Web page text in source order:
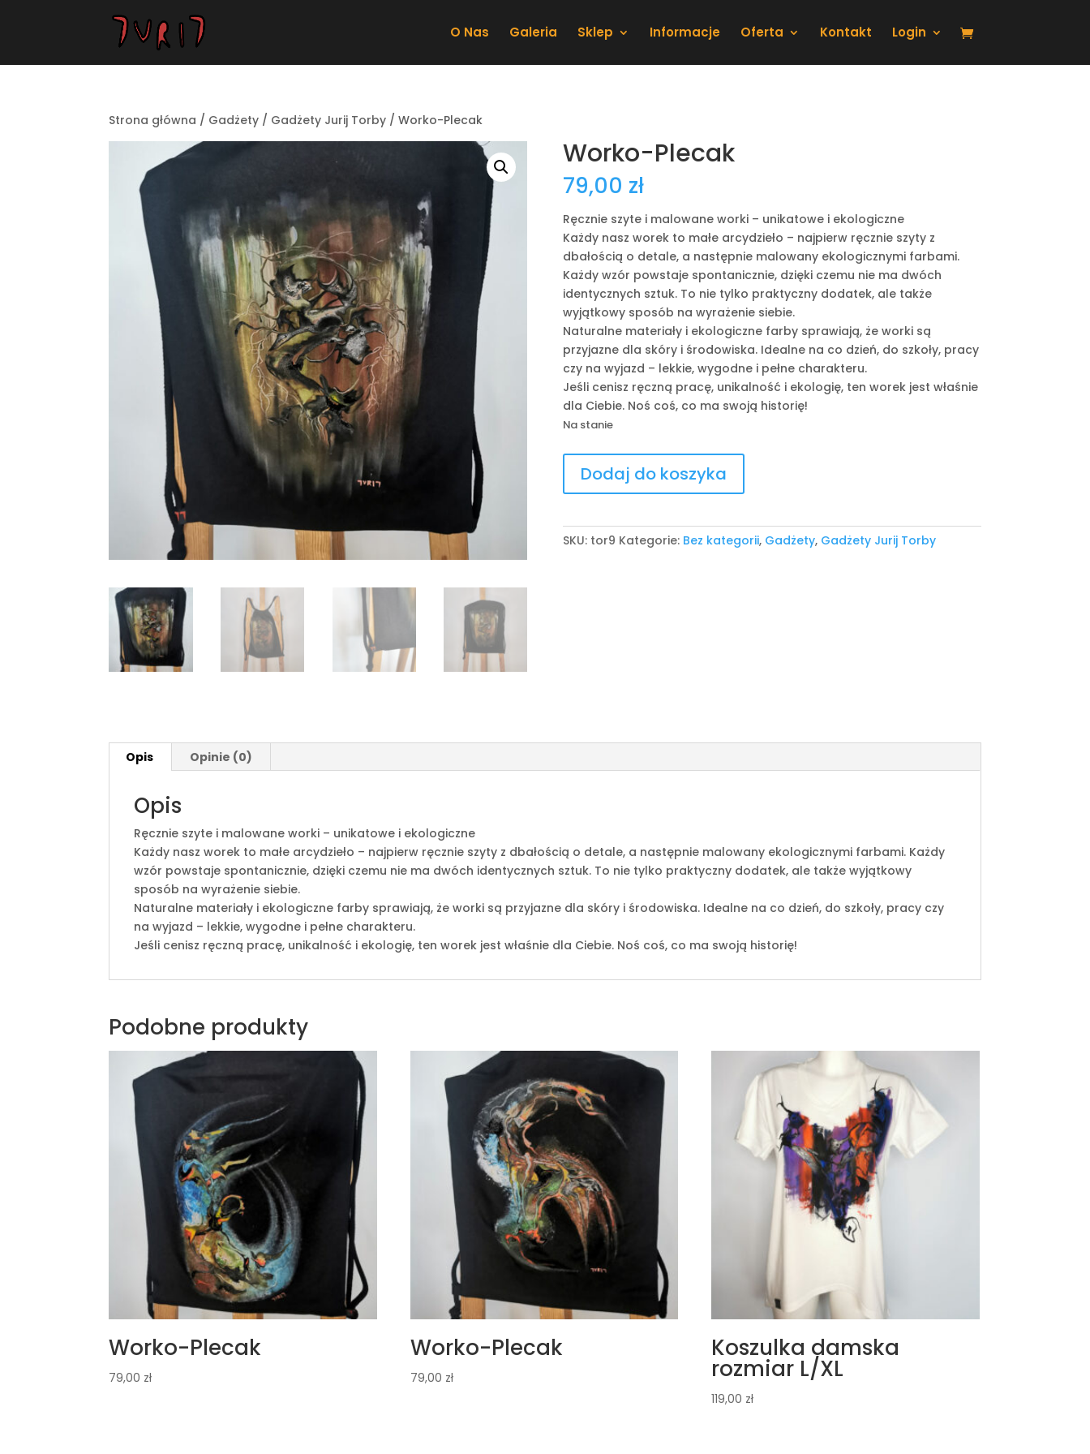
O Nas Galeria Sklep Informacje Oferta Kontakt Login
Strona główna / Gadżety / Gadżety Jurij Torby / Worko-Plecak
Worko-Plecak
79,00 zł
Ręcznie szyte i malowane worki – unikatowe i ekologiczne
Każdy nasz worek to małe arcydzieło – najpierw ręcznie szyty z
dbałością o detale, a następnie malowany ekologicznymi farbami.
Każdy wzór powstaje spontanicznie, dzięki czemu nie ma dwóch
identycznych sztuk. To nie tylko praktyczny dodatek, ale także
wyjątkowy sposób na wyrażenie siebie.
Naturalne materiały i ekologiczne farby sprawiają, że worki są
przyjazne dla skóry i środowiska. Idealne na co dzień, do szkoły, pracy
czy na wyjazd – lekkie, wygodne i pełne charakteru.
Jeśli cenisz ręczną pracę, unikalność i ekologię, ten worek jest właśnie
dla Ciebie. Noś coś, co ma swoją historię!
Na stanie
Worko-
Plecak
Dodaj do koszyka
SKU: tor9 Kategorie: Bez kategorii, Gadżety, Gadżety Jurij Torby
Opis Opinie (0)
Opis
Ręcznie szyte i malowane worki – unikatowe i ekologiczne
Każdy nasz worek to małe arcydzieło – najpierw ręcznie szyty z dbałością o detale, a następnie malowany ekologicznymi farbami. Każdy
wzór powstaje spontanicznie, dzięki czemu nie ma dwóch identycznych sztuk. To nie tylko praktyczny dodatek, ale także wyjątkowy
sposób na wyrażenie siebie.
Naturalne materiały i ekologiczne farby sprawiają, że worki są przyjazne dla skóry i środowiska. Idealne na co dzień, do szkoły, pracy czy
na wyjazd – lekkie, wygodne i pełne charakteru.
Jeśli cenisz ręczną pracę, unikalność i ekologię, ten worek jest właśnie dla Ciebie. Noś coś, co ma swoją historię!
Podobne produkty
Worko-Plecak
79,00 zł
Worko-Plecak
79,00 zł
Koszulka damska
rozmiar L/XL
119,00 zł